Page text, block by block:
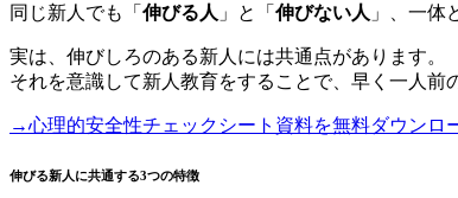
同じ新人でも「 伸びる人 」と「 伸びない人 」、一体
実は、伸びしろのある新人には共通点があります。
それを意識して新人教育をすることで、早く一人前
→心理的安全性チェックシート資料を無料ダウンロ
伸びる新人に共通する3つの特徴